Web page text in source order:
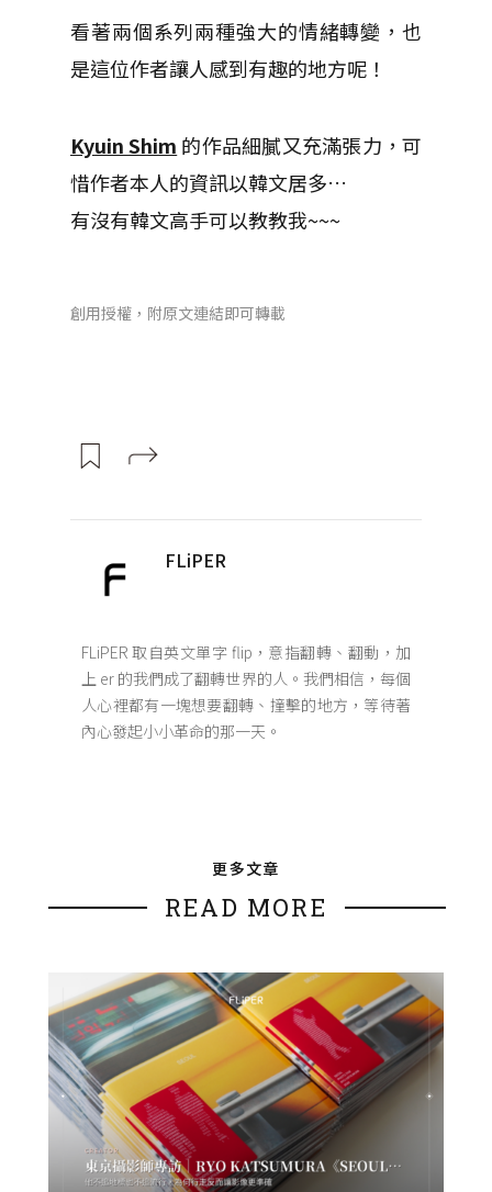
看著兩個系列兩種強大的情緒轉變，也
是這位作者讓人感到有趣的地方呢！
Kyuin Shim 的作品細膩又充滿張力，可
惜作者本人的資訊以韓文居多…
有沒有韓文高手可以教教我~~~
創用授權，附原文連結即可轉載
FLiPER
FLiPER 取自英文單字 flip，意指翻轉、翻動，加
上 er 的我們成了翻轉世界的人。我們相信，每個
人心裡都有一塊想要翻轉、撞擊的地方，等待著
內心發起小小革命的那一天。
更多文章
READ MORE